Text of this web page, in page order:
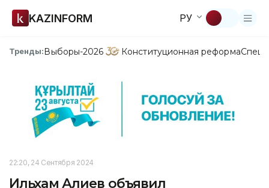
KAZINFORM РУ
Тренды:Выборы-2026 Конституционная реформа
22:20, 24 Сентября 2024
Ильхам Алиев объявил